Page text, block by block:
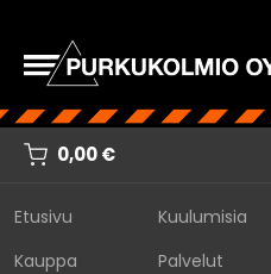
0,00€
Etusivu
Kuulumisia
Kauppa
Palvelut